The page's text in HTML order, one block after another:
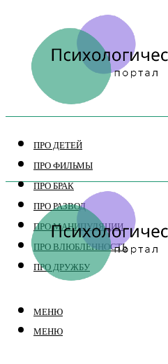
ПРО ДЕТЕЙ
ПРО ФИЛЬМЫ
ПРО БРАК
ПРО РАЗВОД
ПРО МАНИПУЛЯЦИИ
ПРО ВЛЮБЛЕННОСТЬ
ПРО ДРУЖБУ
МЕНЮ
МЕНЮ